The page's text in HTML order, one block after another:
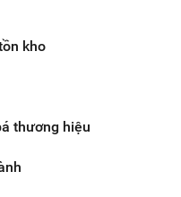
kho
thương hiệu